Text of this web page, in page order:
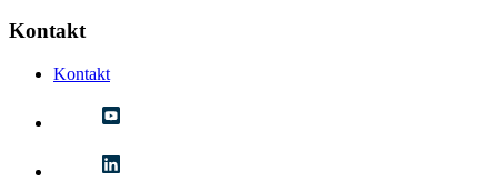
Kontakt
Kontakt